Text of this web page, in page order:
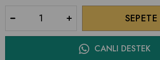
CANLI DESTEK